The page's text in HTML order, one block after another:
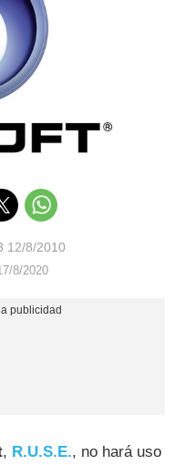
12/8/2010
8/2020
, R.U.S.E., no hará uso